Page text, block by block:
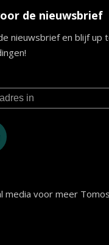
de nieuwsbrief
nieuwsbrief en blijf up
media voor meer